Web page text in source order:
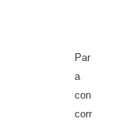
Par
a
con
corr